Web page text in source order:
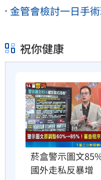
金管會檢討一日手
祝你健康
菸盒警示圖文
國外走私反暴增